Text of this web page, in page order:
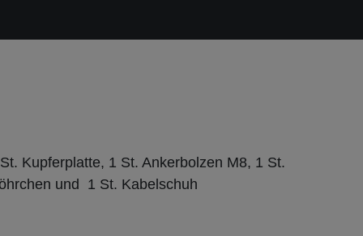
Kupferplatte, 1 St. Ankerbolzen M8, 1 St.
und 1 St. Kabelschuh